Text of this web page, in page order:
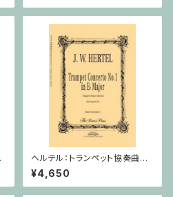
ヘルテル：トランペット協奏曲第1
番 変ホ長調/トランペット・ピア
ノ
¥4,650